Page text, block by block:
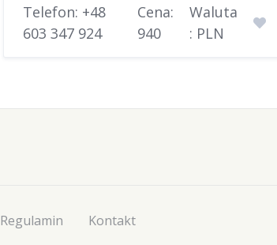
Telefon: +48
603 347 924
Cena:
940
Waluta
: PLN
Regulamin Kontakt